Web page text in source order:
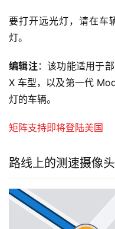
要打开远光灯，请在车
灯。
编辑注：该功能适用于
X 车型，以及第一代
灯的车辆。
矩阵支持即将登陆美国
路线上的测速摄像头